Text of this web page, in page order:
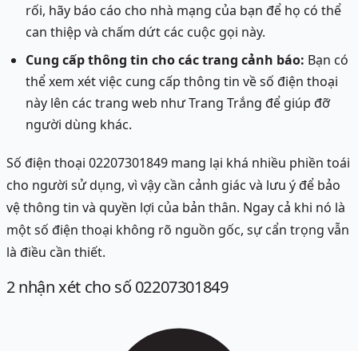
rối, hãy báo cáo cho nhà mạng của bạn để họ có thể
can thiệp và chấm dứt các cuộc gọi này.
Cung cấp thông tin cho các trang cảnh báo: Bạn có
thể xem xét việc cung cấp thông tin về số điện thoại
này lên các trang web như Trang Trắng để giúp đỡ
người dùng khác.
Số điện thoại 02207301849 mang lại khá nhiều phiền toái
cho người sử dụng, vì vậy cần cảnh giác và lưu ý để bảo
vệ thông tin và quyền lợi của bản thân. Ngay cả khi nó là
một số điện thoại không rõ nguồn gốc, sự cẩn trọng vẫn
là điều cần thiết.
2nhận xét cho số 02207301849